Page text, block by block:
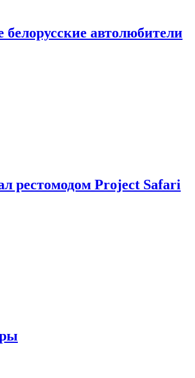
автолюбители
рестомодом Project Safari